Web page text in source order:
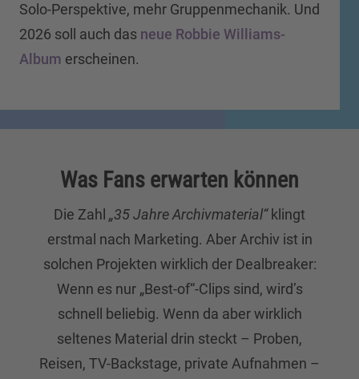
Solo-Perspektive, mehr Gruppenmechanik. Und
2026 soll auch das neue Robbie Williams-
Album erscheinen.
Was Fans erwarten können
Die Zahl „35 Jahre Archivmaterial“klingt
erstmal nach Marketing. Aber Archiv ist in
solchen Projekten wirklich der Dealbreaker:
Wenn es nur „Best-of“-Clips sind, wird’s
schnell beliebig. Wenn da aber wirklich
seltenes Material drin steckt – Proben,
Reisen, TV-Backstage, private Aufnahmen –